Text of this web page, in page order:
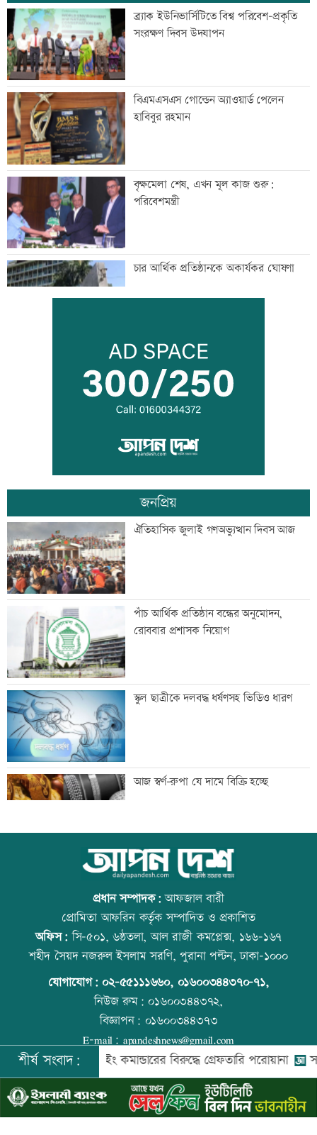
ব্র্যাক ইউনিভার্সিটিতে বিশ্ব পরিবেশ-প্রকৃতি
সংরক্ষণ দিবস উদযাপন
বিএমএসএস গোল্ডেন অ্যাওয়ার্ড পেলেন
হাবিবুর রহমান
বৃক্ষমেলা শেষ, এখন মূল কাজ শুরু:
পরিবেশমন্ত্রী
চার আর্থিক প্রতিষ্ঠানকে অকার্যকর ঘোষণা
জনগণের ভাগ্য নিয়ে ছিনিমিনি খেলতে দেয়া
হবে না: প্রধানমন্ত্রী
লক্ষ্মীপুরে ৪৮ ঘন্টা গ্যাস সংযোগ বিছিন্ন
বাকৃবির ৪২ শিক্ষার্থী শোকজ
হেফাজতকে সঙ্গে নিয়ে দেশ এগিয়ে নেব:
প্রধানমন্ত্রী
শাহ আহমদ শফীর কবর জিয়ারত করলেন
প্রধানমন্ত্রী
সাঁওতাল হত্যা বিচারের দাবিতে বিক্ষোভ
আইনজীবী জামাতার বিরুদ্ধে শ্বশুরের
মানববন্ধন
ইলিয়াস আলী গুম: উইং কমান্ডারের বিরুদ্ধে
পরোয়ানা
আইসাকা ঢাকা চ্যাপ্টারের নতুন সভাপতি
আজাদ, সেক্রেটারি ফারুক
প্রবীণ সাংবাদিক মৃণাল কৃষ্ণ আর নেই
জনপ্রিয়
ঐতিহাসিক জুলাই গণঅভ্যুত্থান দিবস আজ
পাঁচ আর্থিক প্রতিষ্ঠান বন্ধের অনুমোদন,
রোববার প্রশাসক নিয়োগ
স্কুল ছাত্রীকে দলবদ্ধ ধর্ষণসহ ভিডিও ধারণ
আজ স্বর্ণ-রুপা যে দামে বিক্রি হচ্ছে
ইউএস-বাংলা এয়ারলাইন্সে নিয়োগ বিজ্ঞপ্তি
আজ দেশে স্বর্ণের দাম বাড়ল নাকি কমলো
রাজধানীতে ট্রেনের ধাক্কায় শিক্ষার্থীসহ নিহত
৪
আনসার-ভিডিপির উদ্যোগে সড়ক সংস্কার
প্রধান সম্পাদক:আফজাল বারী
প্রোমিতা আফরিন কর্তৃক সম্পাদিত ও প্রকাশিত
অফিস:সি-৫০১, ৬ষ্ঠতলা, আল রাজী কমপ্লেক্স, ১৬৬-১৬৭
শহীদ সৈয়দ নজরুল ইসলাম সরণি, পুরানা পল্টন, ঢাকা-১০০০
যোগাযোগ: ০২-৫৫১১১৬৬০, ০১৬০০৩৪৪৩৭০-৭১,
নিউজ রুম:০১৬০০৩৪৪৩৭২,
বিজ্ঞাপন: ০১৬০০৩৪৪৩৭৩
E-mail: apandeshnews@gmail.com
©২০২৬ |আপন দেশ ডটকমকর্তৃক সর্বসত্ব ® সংরক্ষিত | উন্নয়নে
ইমিথমেকারস.কম
শীর্ষ সংবাদ:
বাহিনীর উইং কমান্ডারের বিরুদ্ধে গ্রেফতারি পরোয়ানা সালমান